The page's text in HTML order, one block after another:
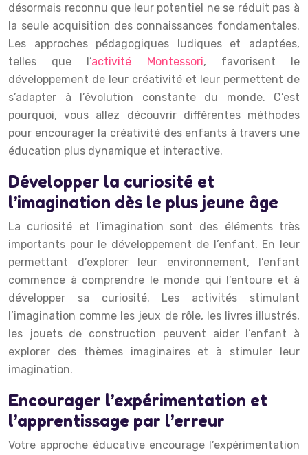
désormais reconnu que leur potentiel ne se réduit pas à
la seule acquisition des connaissances fondamentales.
Les approches pédagogiques ludiques et adaptées,
telles que l’activité Montessori, favorisent le
développement de leur créativité et leur permettent de
s’adapter à l’évolution constante du monde. C’est
pourquoi, vous allez découvrir différentes méthodes
pour encourager la créativité des enfants à travers une
éducation plus dynamique et interactive.
Développer la curiosité et
l’imagination dès le plus jeune âge
La curiosité et l’imagination sont des éléments très
importants pour le développement de l’enfant. En leur
permettant d’explorer leur environnement, l’enfant
commence à comprendre le monde qui l’entoure et à
développer sa curiosité. Les activités stimulant
l’imagination comme les jeux de rôle, les livres illustrés,
les jouets de construction peuvent aider l’enfant à
explorer des thèmes imaginaires et à stimuler leur
imagination.
Encourager l’expérimentation et
l’apprentissage par l’erreur
Votre approche éducative encourage l’expérimentation